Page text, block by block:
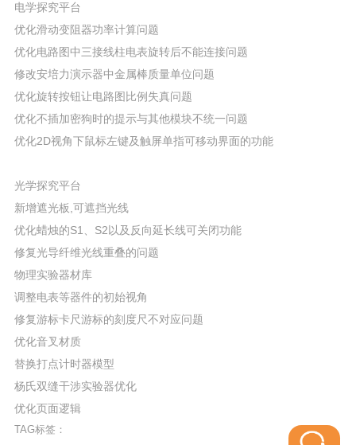
电学探究平台
优化滑动变阻器功率计算问题
优化电路图中三接线柱电表旋转后不能连接问题
修改安培力演示器中金属棒质量单位问题
优化旋转按钮让电路图比例失真问题
优化不插加密狗时的提示与其他模块不统一问题
优化2D视角下鼠标左键及触屏单指可移动界面的功能
光学探究平台
新增遮光板,可遮挡光线
优化蜡烛的S1、S2以及反向延长线可关闭功能
修复光导纤维光线重叠的问题
物理实验器材库
调整电表等器件的初始视角
修复游标卡尺游标的刻度尺不对应问题
优化音叉材质
替换打点计时器模型
杨氏双缝干涉实验器优化
优化页面逻辑
TAG标签：